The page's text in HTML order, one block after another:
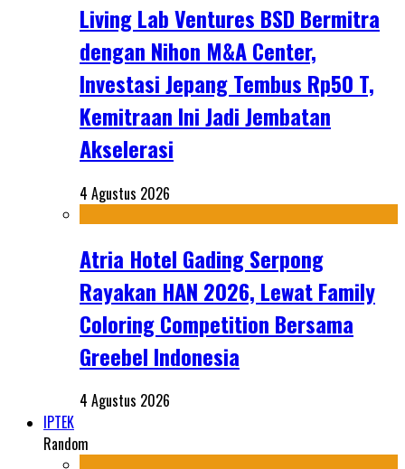
Living Lab Ventures BSD Bermitra
dengan Nihon M&A Center,
Investasi Jepang Tembus Rp50 T,
Kemitraan Ini Jadi Jembatan
Akselerasi
4 Agustus 2026
Atria Hotel Gading Serpong
Rayakan HAN 2026, Lewat Family
Coloring Competition Bersama
Greebel Indonesia
4 Agustus 2026
IPTEK
Random